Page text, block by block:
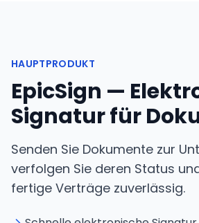
HAUPTPRODUKT
EpicSign —
Signatur für
Senden Sie Dokumente zur
verfolgen Sie deren Status
fertige Verträge zuverlässig.